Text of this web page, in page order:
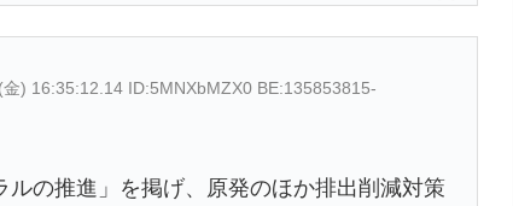
) 16:35:12.14 ID:5MNXbMZX0 BE:135853815-
の推進」を掲げ、原発のほか排出削減対策